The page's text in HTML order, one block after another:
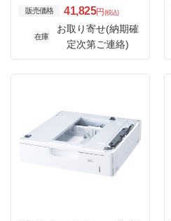
販売価格 41,825円 (税込)
在庫
お取り寄せ(納期確
定次第ご連絡)